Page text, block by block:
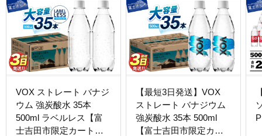
VOX ストレート バナジ
ウム 強炭酸水 35本
500ml ラベルレス【富
士吉田市限定カート
【最短3日発送】VOX
ストレート バナジウム
強炭酸水 35本 500ml
【富士吉田市限定カー